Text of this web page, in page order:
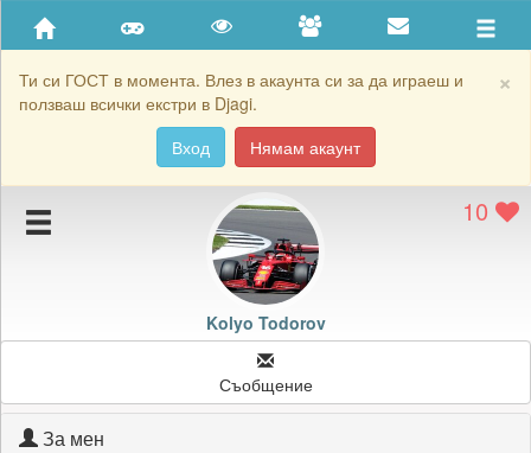
×
Ти си ГОСТ в момента. Влез в акаунта си за да играеш и
ползваш всички екстри в Djagi.
Вход
Нямам акаунт
Приятели
Хронология на игри
Подаръците на Kolyo Todorov
Картичките на Kolyo Todorov
Блокирай Kolyo Todorov
10
Kolyo Todorov
Съобщение
За мен